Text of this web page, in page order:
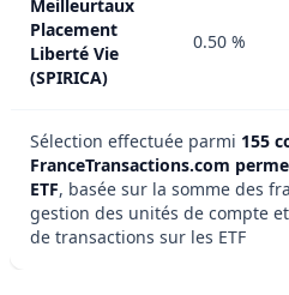
Meilleurtaux
Placement
Liberté Vie
(SPIRICA)
0.50 %
Sélection effectuée parmi 155
FranceTransactions.com
ETF, basée sur la somme des
gestion des unités de compte
de transactions sur les ETF